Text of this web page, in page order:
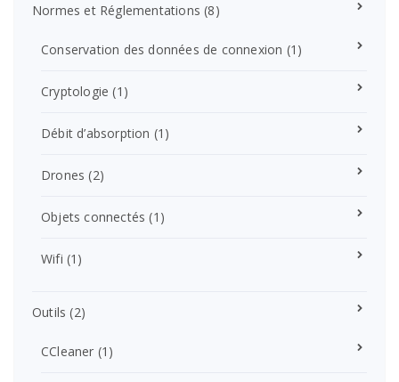
Normes et Réglementations (8)
Conservation des données de connexion (1)
Cryptologie (1)
Débit d’absorption (1)
Drones (2)
Objets connectés (1)
Wifi (1)
Outils (2)
CCleaner (1)